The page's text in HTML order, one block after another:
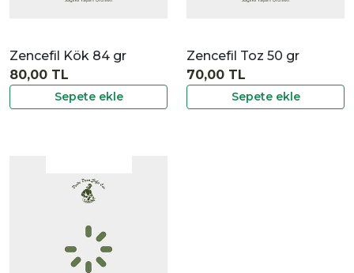
Zencefil Kök 84 gr
Sepete ekle
80,00 TL
Zencefil Toz 50 gr
Sepete ekle
70,00 TL